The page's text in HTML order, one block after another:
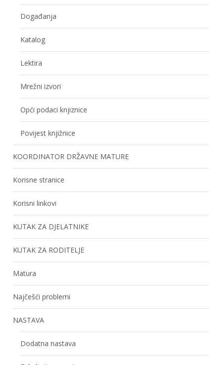
Događanja
Katalog
Lektira
Mrežni izvori
Opći podaci knjiznice
Povijest knjižnice
KOORDINATOR DRŽAVNE MATURE
Korisne stranice
Korisni linkovi
KUTAK ZA DJELATNIKE
KUTAK ZA RODITELJE
Matura
Najčešći problemi
NASTAVA
Dodatna nastava